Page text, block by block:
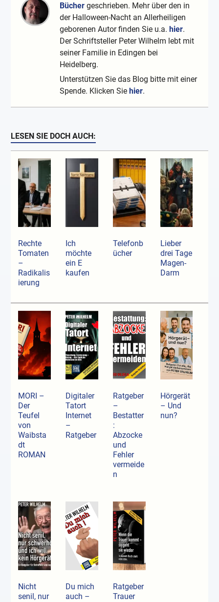
Bücher geschrieben. Mehr über den in
der Halloween-Nacht an Allerheiligen
geborenen Autor finden Sie u.a.hier.
Der Schriftsteller Peter Wilhelm lebt mit
seiner Familie in Edingen bei
Heidelberg.
Unterstützen Sie das Blog bitte mit einer
Spende. Klicken Siehier.
LESEN SIE DOCH AUCH:
Rechte
Tomaten
–
Radikalis
ierung
Ich
möchte
ein E
kaufen
Telefonb
ücher
Lieber
drei Tage
Magen-
Darm
MORI –
Der
Teufel
von
Waibsta
dt
ROMAN
Digitaler
Tatort
Internet
–
Ratgeber
Ratgeber
–
Bestatter
:
Abzocke
und
Fehler
vermeide
n
Hörgerät
– Und
nun?
Nicht
senil, nur
Du mich
auch –
Ratgeber
Trauer